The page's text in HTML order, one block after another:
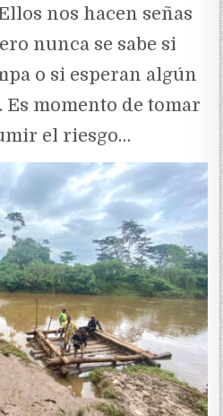
nos hacen señas
nunca se sabe si
o si esperan algún
Es momento de tomar
el riesgo…